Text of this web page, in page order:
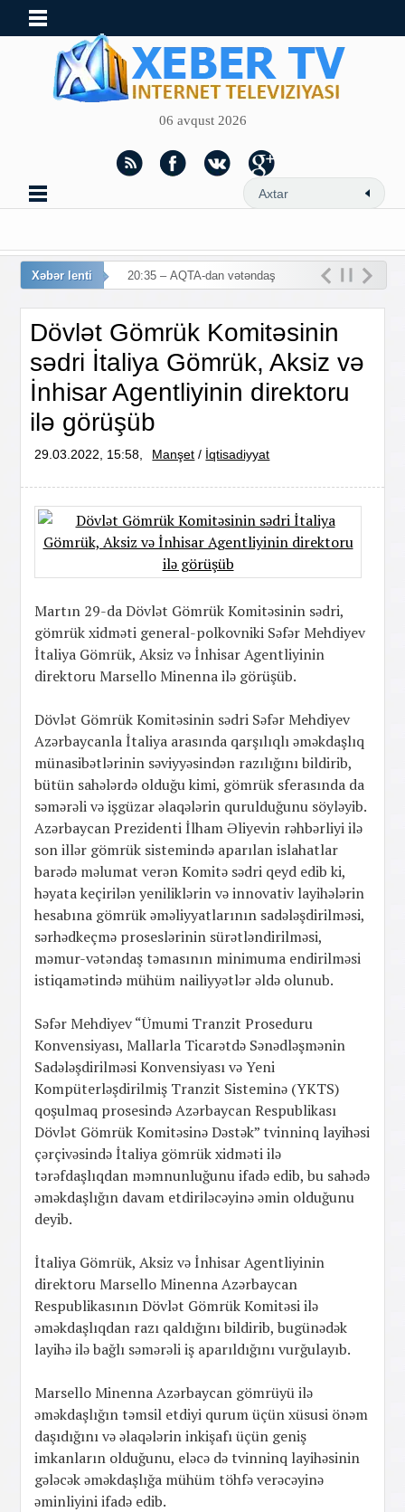
06 avqust 2026
Xəbər lenti 20:35 – AQTA-dan vətəndaşlara
Dövlət Gömrük Komitəsinin
sədri İtaliya Gömrük, Aksiz və
İnhisar Agentliyinin direktoru
ilə görüşüb
29.03.2022, 15:58, Manşet / İqtisadiyyat
Martın 29-da Dövlət Gömrük Komitəsinin sədri,
gömrük xidməti general-polkovniki Səfər Mehdiyev
İtaliya Gömrük, Aksiz və İnhisar Agentliyinin
direktoru Marsello Minenna ilə görüşüb.
Dövlət Gömrük Komitəsinin sədri Səfər Mehdiyev
Azərbaycanla İtaliya arasında qarşılıqlı əməkdaşlıq
münasibətlərinin səviyyəsindən razılığını bildirib,
bütün sahələrdə olduğu kimi, gömrük sferasında da
səmərəli və işgüzar əlaqələrin qurulduğunu söyləyib.
Azərbaycan Prezidenti İlham Əliyevin rəhbərliyi ilə
son illər gömrük sistemində aparılan islahatlar
barədə məlumat verən Komitə sədri qeyd edib ki,
həyata keçirilən yeniliklərin və innovativ layihələrin
hesabına gömrük əməliyyatlarının sadələşdirilməsi,
sərhədkeçmə proseslərinin sürətləndirilməsi,
məmur-vətəndaş təmasının minimuma endirilməsi
istiqamətində mühüm nailiyyətlər əldə olunub.
Səfər Mehdiyev “Ümumi Tranzit Proseduru
Konvensiyası, Mallarla Ticarətdə Sənədləşmənin
Sadələşdirilməsi Konvensiyası və Yeni
Kompüterləşdirilmiş Tranzit Sisteminə (YKTS)
qoşulmaq prosesində Azərbaycan Respublikası
Dövlət Gömrük Komitəsinə Dəstək” tvinninq layihəsi
çərçivəsində İtaliya gömrük xidməti ilə
tərəfdaşlıqdan məmnunluğunu ifadə edib, bu sahədə
əməkdaşlığın davam etdiriləcəyinə əmin olduğunu
deyib.
İtaliya Gömrük, Aksiz və İnhisar Agentliyinin
direktoru Marsello Minenna Azərbaycan
Respublikasının Dövlət Gömrük Komitəsi ilə
əməkdaşlıqdan razı qaldığını bildirib, bugünədək
layihə ilə bağlı səmərəli iş aparıldığını vurğulayıb.
Marsello Minenna Azərbaycan gömrüyü ilə
əməkdaşlığın təmsil etdiyi qurum üçün xüsusi önəm
daşıdığını və əlaqələrin inkişafı üçün geniş
imkanların olduğunu, eləcə də tvinninq layihəsinin
gələcək əməkdaşlığa mühüm töhfə verəcəyinə
əminliyini ifadə edib.